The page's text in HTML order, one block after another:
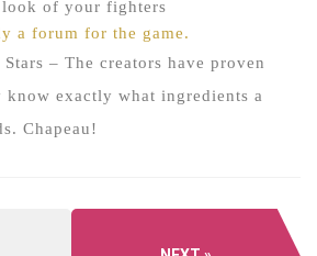
look of your fighters
a forum for the game.
– The creators have proven
know exactly what ingredients a
Chapeau!